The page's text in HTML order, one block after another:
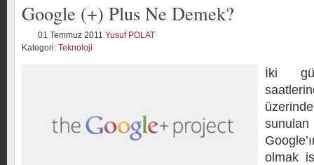
Google (+) Plus Ne Demek?
01 Temmuz 2011 Yusuf POLAT
Kategori: Teknoloji
İki
olmak